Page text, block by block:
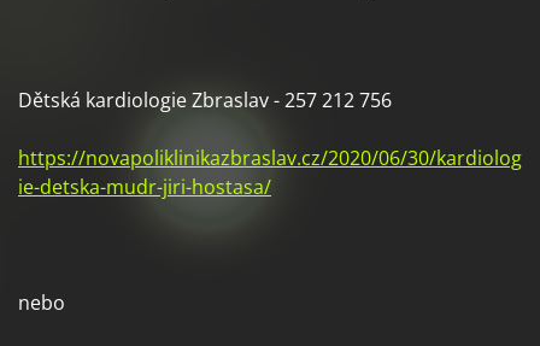
Dětská kardiologie Zbraslav - 257 212 756
https://novapoliklinikazbraslav.cz/2020/06/30/kardiolog
ie-detska-mudr-jiri-hostasa/
nebo